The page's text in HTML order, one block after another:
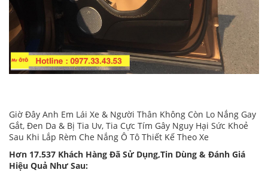
Giờ Đây Anh Em Lái Xe & Người Thân Không Còn Lo Nắng Gay
Gắt, Đen Da & Bị Tia Uv, Tia Cực Tím Gây Nguy Hại Sức Khoẻ
Sau Khi Lắp Rèm Che Nắng Ô Tô Thiết Kế Theo Xe
Hơn 17.537 Khách Hàng Đã Sử Dụng,Tin Dùng & Đánh Giá
Hiệu Quả Như Sau: